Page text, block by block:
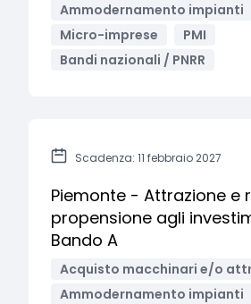
Ammodernamento impianti
Micro-imprese
PMI
Bandi nazionali / PNRR
Scadenza: 11 febbraio 2027
Piemonte - Attrazione e
propensione agli
Bando A
Acquisto macchinari e/o
Ammodernamento impianti